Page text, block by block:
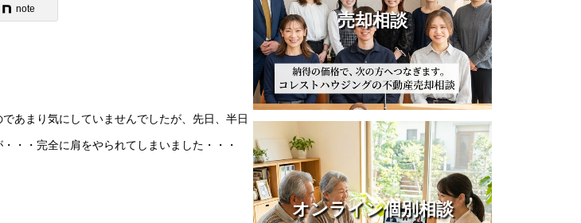
note
あまり気にしていませんでしたが、先日、半日
・・完全に肩をやられてしまいました・・・
売却相談
オンライン個別相談